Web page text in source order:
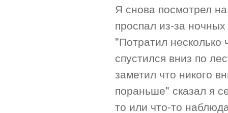
Я снова посмотрел
проспал из-за
"Потратил
спустился вниз по
заметил что никого
пораньше" сказал я
то или что-то